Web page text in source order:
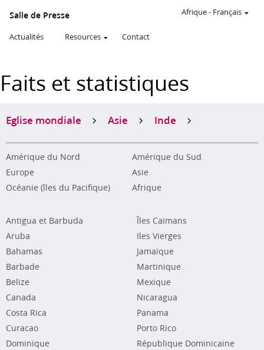
Salle de Presse
Actualités Resources Contact
Afrique- Français
Faits et statistiques
Eglise mondiale Asie Inde
Amérique du Nord
Amérique du Sud
Europe
Asie
Océanie (îles du Pacifique)
Afrique
Antigua et Barbuda
Aruba
Bahamas
Barbade
Belize
Canada
Costa Rica
Curacao
Dominique
Îles Caïmans
Iles Vierges
Jamaïque
Martinique
Mexique
Nicaragua
Panama
Porto Rico
République Dominicaine